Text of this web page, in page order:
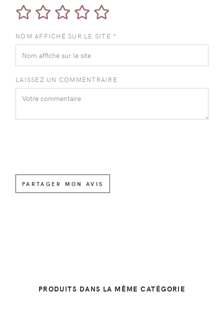
NOM AFFICHÉ SUR LE SITE *
LAISSEZ UN COMMENTRAIRE
PARTAGER MON AVIS
PRODUITS DANS LA MÊME CATÉGORIE